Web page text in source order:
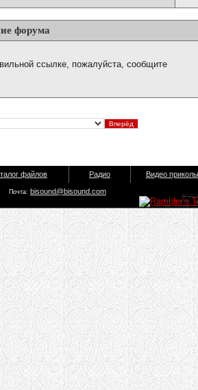
форума
ссылке, пожалуйста, сообщите
файлов Радио Видео приколы
Почта: bisound@bisound.com